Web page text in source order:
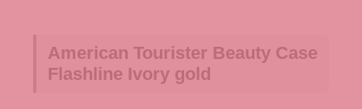
American Tourister Beauty Case
Flashline Ivory gold